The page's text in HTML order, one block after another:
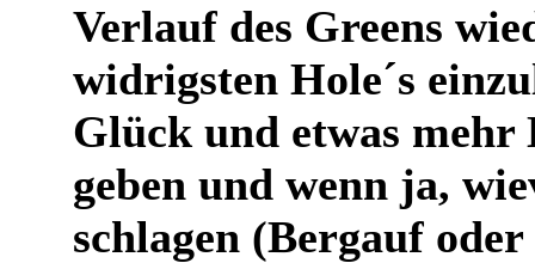
Verlauf des Greens
widrigsten Hole´s
Glück und etwas
geben und wenn ja,
schlagen (Bergauf